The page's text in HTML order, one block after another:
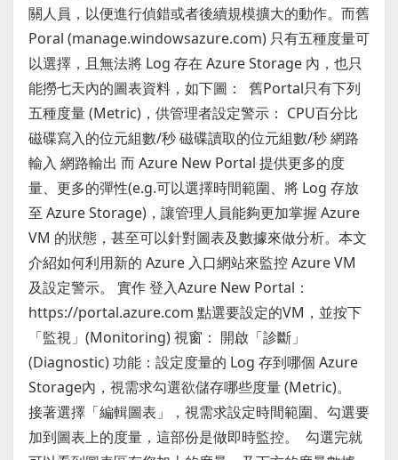
關人員，以便進行偵錯或者後續規模擴大的動作。而舊
Poral (manage.windowsazure.com) 只有五種度量可
以選擇，且無法將 Log 存在 Azure Storage 內，也只
能撈七天內的圖表資料，如下圖： 舊Portal只有下列
五種度量 (Metric)，供管理者設定警示： CPU百分比
磁碟寫入的位元組數/秒 磁碟讀取的位元組數/秒 網路
輸入 網路輸出 而 Azure New Portal 提供更多的度
量、更多的彈性(e.g.可以選擇時間範圍、將 Log 存放
至 Azure Storage)，讓管理人員能夠更加掌握 Azure
VM 的狀態，甚至可以針對圖表及數據來做分析。本文
介紹如何利用新的 Azure 入口網站來監控 Azure VM
及設定警示。 實作 登入Azure New Portal：
https://portal.azure.com 點選要設定的VM，並按下
「監視」(Monitoring) 視窗： 開啟「診斷」
(Diagnostic) 功能：設定度量的 Log 存到哪個 Azure
Storage內，視需求勾選欲儲存哪些度量 (Metric)。
接著選擇「編輯圖表」，視需求設定時間範圍、勾選要
加到圖表上的度量，這部份是做即時監控。 勾選完就